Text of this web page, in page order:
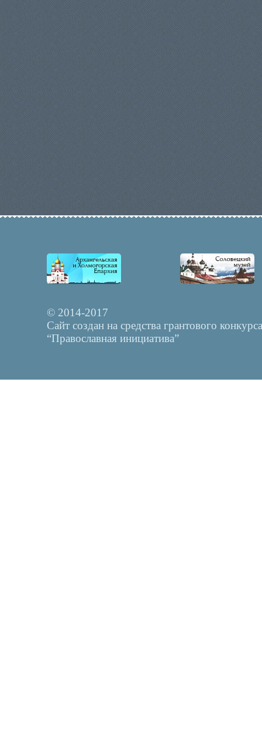
© 2014-2017
Сайт создан на средства грантового конкурса
“Православная инициатива”